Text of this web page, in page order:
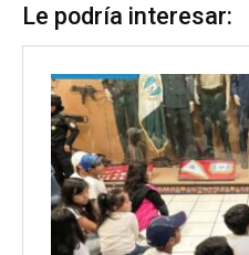
Le podría interesar: